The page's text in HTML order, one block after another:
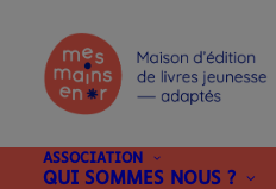
ASSOCIATION
QUI SOMMES NOUS ?